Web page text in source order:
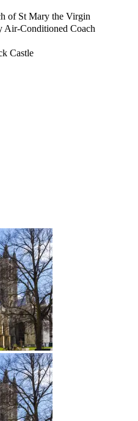
of St Mary the Virgin
Air-Conditioned Coach
Castle